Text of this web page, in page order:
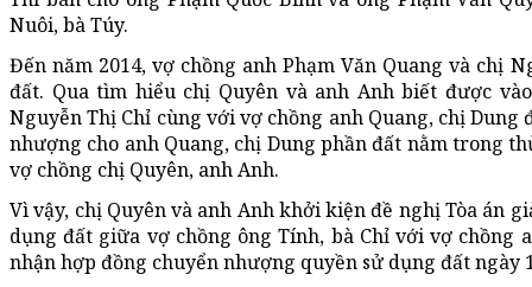
Nuôi, bà Túy.
Đến năm 2014, vợ chồng anh Phạm Văn Quang và chị
đất. Qua tìm hiểu chị Quyên và anh Anh biết được
Nguyễn Thị Chỉ cùng với vợ chồng anh Quang, chị
nhượng cho anh Quang, chị Dung phần đất nằm trong
vợ chồng chị Quyên, anh Anh.
Vì vậy, chị Quyên và anh Anh khởi kiện đề nghị Tòa án
dụng đất giữa vợ chồng ông Tính, bà Chỉ với vợ chồng
nhận hợp đồng chuyển nhượng quyền sử dụng đất ngày